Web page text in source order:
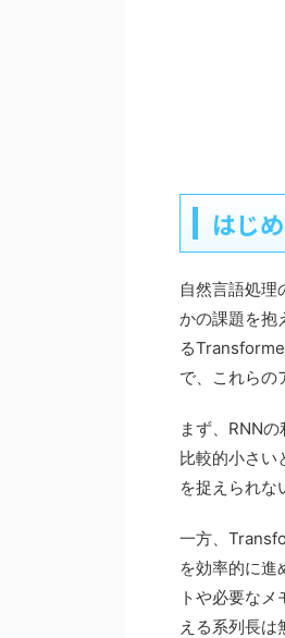
はじ
自然言語処
かの課題を抱
る
で、これらの
まず、RNN
比較的小さい
を捉えられな
一方、
を効率的に進
トや必要な
える系列長は